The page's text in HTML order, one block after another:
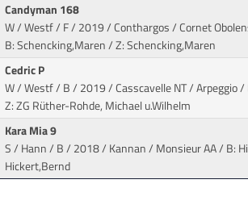
Candyman 168
W / Westf / F / 2019 / Conthargos / Cornet
B: Schencking,Maren / Z: Schencking,Maren
Cedric P
W / Westf / B / 2019 / Casscavelle NT / Arpeggio/
Z: ZG Rüther-Rohde, Michael u.Wilhelm
Kara Mia 9
S / Hann / B / 2018 / Kannan / Monsieur AA/ B:
Hickert,Bernd